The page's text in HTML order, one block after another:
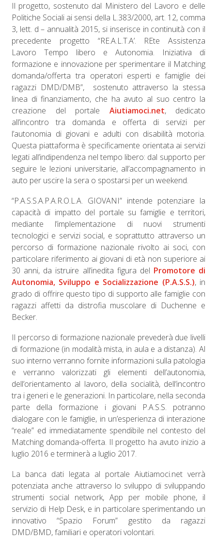
Il progetto, sostenuto dal Ministero del Lavoro e delle
Politiche Sociali ai sensi della L.383/2000, art. 12, comma
3, lett. d – annualità 2015, si inserisce in continuità con il
precedente progetto “RE.A.L.T.A’. REte Assistenza
Lavoro Tempo libero e Autonomia. Iniziativa di
formazione e innovazione per sperimentare il Matching
domanda/offerta tra operatori esperti e famiglie dei
ragazzi DMD/DMB”, sostenuto attraverso la stessa
linea di finanziamento, che ha avuto al suo centro la
creazione del portale Aiutiamoci.net, dedicato
all’incontro tra domanda e offerta di servizi per
l’autonomia di giovani e adulti con disabilità motoria.
Questa piattaforma è specificamente orientata ai servizi
legati all’indipendenza nel tempo libero: dal supporto per
seguire le lezioni universitarie, all’accompagnamento in
auto per uscire la sera o spostarsi per un weekend.
“P.A.S.S.A.P.A.R.O.L.A. GIOVANI” intende potenziare la
capacità di impatto del portale su famiglie e territori,
mediante l’implementazione di nuovi strumenti
tecnologici e servizi social, e soprattutto attraverso un
percorso di formazione nazionale rivolto ai soci, con
particolare riferimento ai giovani di età non superiore ai
30 anni, da istruire all’inedita figura del Promotore di
Autonomia, Sviluppo e Socializzazione (P.A.S.S.), in
grado di offrire questo tipo di supporto alle famiglie con
ragazzi affetti da distrofia muscolare di Duchenne e
Becker.
Il percorso di formazione nazionale prevederà due livelli
di formazione (in modalità mista, in aula e a distanza). Al
suo interno verranno fornite informazioni sulla patologia
e verranno valorizzati gli elementi dell’autonomia,
dell’orientamento al lavoro, della socialità, dell’incontro
tra i generi e le generazioni. In particolare, nella seconda
parte della formazione i giovani P.A.S.S. potranno
dialogare con le famiglie, in un’esperienza di interazione
“reale” ed immediatamente spendibile nel contesto del
Matching domanda-offerta. Il progetto ha avuto inizio a
luglio 2016 e terminerà a luglio 2017.
La banca dati legata al portale Aiutiamoci.net verrà
potenziata anche attraverso lo sviluppo di sviluppando
strumenti social network, App per mobile phone, il
servizio di Help Desk, e in particolare sperimentando un
innovativo “Spazio Forum” gestito da ragazzi
DMD/BMD, familiari e operatori volontari.